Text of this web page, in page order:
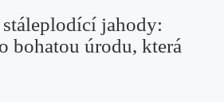
stáleplodící jahody:
bohatou úrodu, která